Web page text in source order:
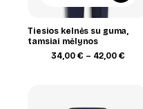
Tiesios kelnės su guma,
tamsiai mėlynos
34,00 € – 42,00 €Price